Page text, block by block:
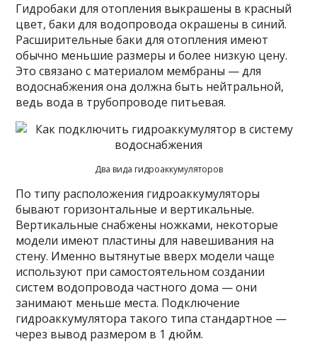
Гидробаки для отопления выкрашены в красный
цвет, баки для водопровода окрашены в синий.
Расширительные баки для отопления имеют
обычно меньшие размеры и более низкую цену.
Это связано с материалом мембраны — для
водоснабжения она должна быть нейтральной,
ведь вода в трубопроводе питьевая.
Два вида гидроаккумуляторов
По типу расположения гидроаккумуляторы
бывают горизонтальные и вертикальные.
Вертикальные снабжены ножками, некоторые
модели имеют пластины для навешивания на
стену. Именно вытянутые вверх модели чаще
используют при самостоятельном создании
систем водопровода частного дома — они
занимают меньше места. Подключение
гидроаккумулятора такого типа стандартное —
через вывод размером в 1 дюйм.